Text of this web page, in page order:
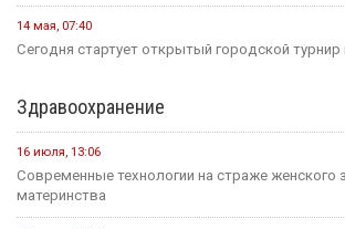
14 мая, 07:40
Сегодня стартует открытый городской турнир
Здравоохранение
16 июля, 13:06
Современные технологии на страже женского
материнства